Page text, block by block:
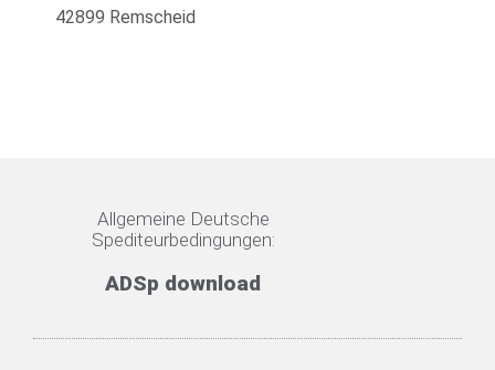
42899 Remscheid
Allgemeine Deutsche
Spediteurbedingungen:
ADSp download